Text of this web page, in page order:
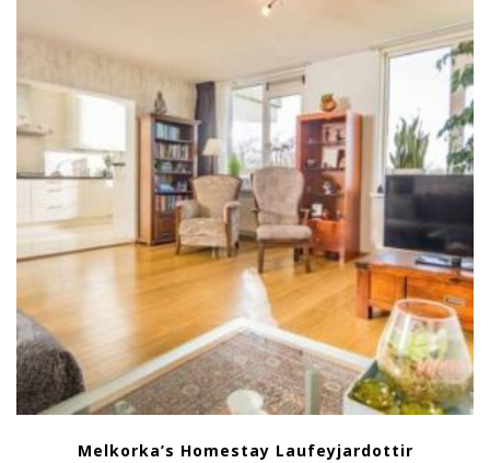
Melkorka’s Homestay Laufeyjardottir